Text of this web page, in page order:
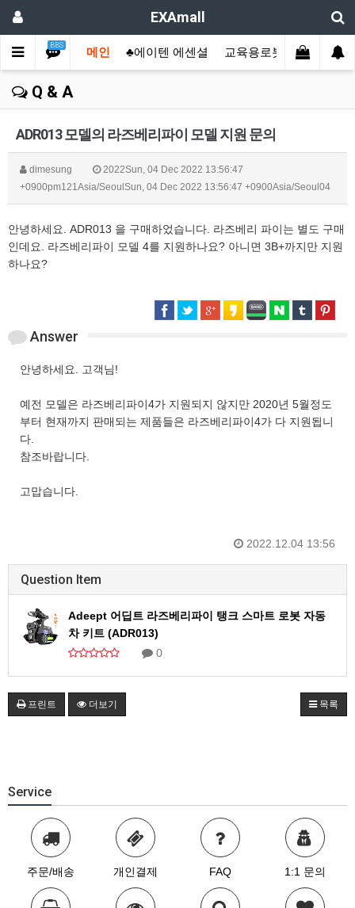
EXAmall
BBS
메인 ♣에이텐 에센셜 교육용로봇 산업용컴
Q & A
ADR013 모델의 라즈베리파이 모델 지원 문의
dimesung
2022Sun, 04 Dec 2022 13:56:47
+0900pm121Asia/SeoulSun, 04 Dec 2022 13:56:47 +0900Asia/Seoul04
안녕하세요. ADR013 을 구매하었습니다. 라즈베리 파이는 별도 구매
인데요. 라즈베리파이 모델 4를 지원하나요? 아니면 3B+까지만 지원
하나요?
Answer
안녕하세요. 고객님!
예전 모델은 라즈베리파이4가 지원되지 않지만 2020년 5월정도
부터 현재까지 판매되는 제품들은 라즈베리파이4가 다 지원됩니
다.
참조바랍니다.
고맙습니다.
2022.12.04 13:56
Question Item
Adeept 어딥트 라즈베리파이 탱크 스마트 로봇 자동
차 키트 (ADR013)
0
프린트 더보기 목록
Service
주문/배송 개인결제 FAQ 1:1 문의